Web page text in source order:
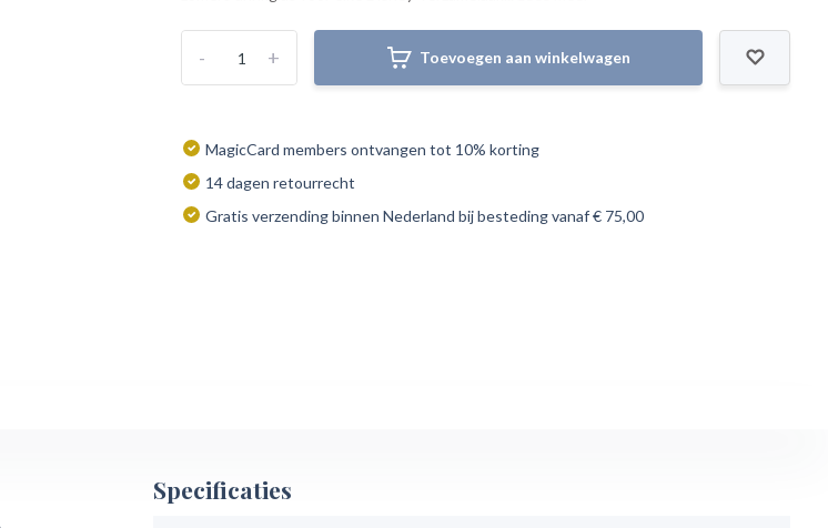
+
- Toevoegen aan winkelwagen
MagicCard members ontvangen tot 10% korting
14 dagen retourrecht
Gratis verzending binnen Nederland bij besteding vanaf € 75,00
Specificaties